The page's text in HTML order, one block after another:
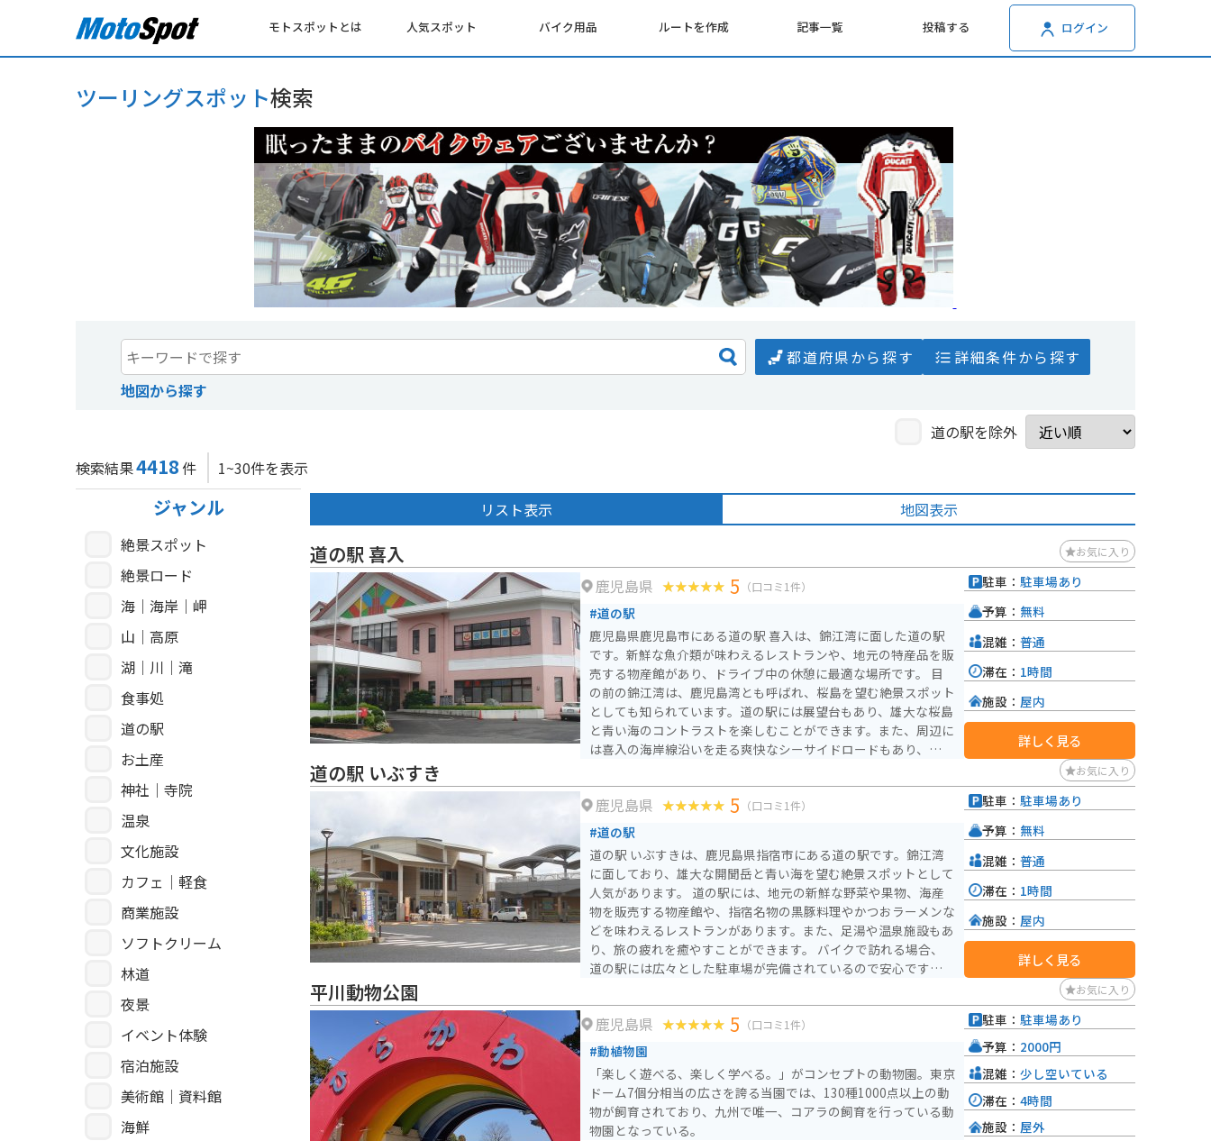
モトスポットとは 人気スポット バイク用品 ルートを作成 記事一覧 投稿する ログイン
ツーリングスポット検索
都道府県から探す
詳細条件から探す
地図から探す
道の駅を除外
検索結果4418件 1~30件を表示
ジャンル
絶景スポット
絶景ロード
海｜海岸｜岬
山｜高原
湖｜川｜滝
食事処
道の駅
お土産
神社｜寺院
温泉
文化施設
カフェ｜軽食
商業施設
ソフトクリーム
林道
夜景
イベント体験
宿泊施設
美術館｜資料館
海鮮
リスト表示 地図表示
道の駅 喜入 お気に入り
鹿児島県 5 （口コミ1件）
#道の駅
鹿児島県鹿児島市にある道の駅 喜入は、錦江湾に面した道の駅
です。新鮮な魚介類が味わえるレストランや、地元の特産品を販
売する物産館があり、ドライブ中の休憩に最適な場所です。 目
の前の錦江湾は、鹿児島湾とも呼ばれ、桜島を望む絶景スポット
としても知られています。道の駅には展望台もあり、雄大な桜島
と青い海のコントラストを楽しむことができます。また、周辺に
は喜入の海岸線沿いを走る爽快なシーサイドロードもあり、バイ
は、県内で生産されている最高品質の備長炭として知られていま
す。道の駅の物産館でも購入できるので、お土産にいかがでしょ
うか。
駐車： 駐車場あり
予算： 無料
混雑： 普通
滞在： 1時間
施設： 屋内
詳しく見る
道の駅 いぶすき お気に入り
鹿児島県 5 （口コミ1件）
#道の駅
道の駅 いぶすきは、鹿児島県指宿市にある道の駅です。錦江湾
に面しており、雄大な開聞岳と青い海を望む絶景スポットとして
人気があります。 道の駅には、地元の新鮮な野菜や果物、海産
物を販売する物産館や、指宿名物の黒豚料理やかつおラーメンな
どを味わえるレストランがあります。また、足湯や温泉施設もあ
り、旅の疲れを癒やすことができます。 バイクで訪れる場合、
道の駅には広々とした駐車場が完備されているので安心です。周
山道など、観光スポットも充実しています。指宿産の鰹を使った
かつお節や、温暖な気候で育ったマンゴーやソラマメなどもおす
すめです。
駐車： 駐車場あり
予算： 無料
混雑： 普通
滞在： 1時間
施設： 屋内
詳しく見る
平川動物公園 お気に入り
鹿児島県 5 （口コミ1件）
#動植物園
「楽しく遊べる、楽しく学べる。」がコンセプトの動物園。東京
ドーム7個分相当の広さを誇る当園では、130種1000点以上の動
物が飼育されており、九州で唯一、コアラの飼育を行っている動
物園となっている。
駐車： 駐車場あり
予算： 2000円
混雑： 少し空いている
滞在： 4時間
施設： 屋外